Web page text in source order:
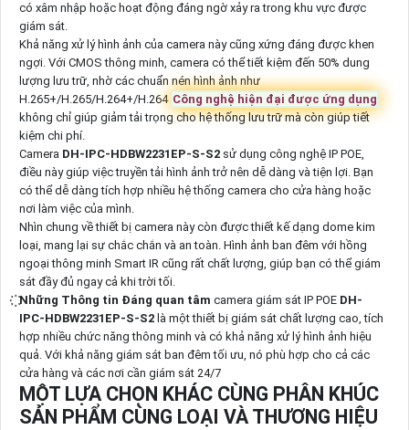
có xâm nhập hoặc hoạt động đáng ngờ xảy ra trong khu vực được
giám sát.
Khả năng xử lý hình ảnh của camera này cũng xứng đáng được khen
ngợi. Với CMOS thông minh, camera có thể tiết kiệm đến 50% dung
lượng lưu trữ, nhờ các chuẩn nén hình ảnh như
H.265+/H.265/H.264+/H.264 Công nghệ hiện đại được ứng dụng
không chỉ giúp giảm tải trọng cho hệ thống lưu trữ mà còn giúp tiết
kiệm chi phí.
Camera DH-IPC-HDBW2231EP-S-S2 sử dụng công nghệ IP POE,
điều này giúp việc truyền tải hình ảnh trở nên dễ dàng và tiện lợi. Bạn
có thể dễ dàng tích hợp nhiều hệ thống camera cho cửa hàng hoặc
nơi làm việc của mình.
Nhìn chung về thiết bị camera này còn được thiết kế dạng dome kim
loại, mang lại sự chắc chắn và an toàn. Hình ảnh ban đêm với hồng
ngoại thông minh Smart IR cũng rất chất lượng, giúp bạn có thể giám
sát đầy đủ ngay cả khi trời tối.
Những Thông tin Đáng quan tâm camera giám sát IP POE DH-
IPC-HDBW2231EP-S-S2 là một thiết bị giám sát chất lượng cao, tích
hợp nhiều chức năng thông minh và có khả năng xử lý hình ảnh hiệu
quả. Với khả năng giám sát ban đêm tối ưu, nó phù hợp cho cả các
cửa hàng và các nơi cần giám sát 24/7
MỘT LỰA CHỌN KHÁC CÙNG PHÂN KHÚC
SẢN PHẨM CÙNG LOẠI VÀ THƯƠNG HIỆU